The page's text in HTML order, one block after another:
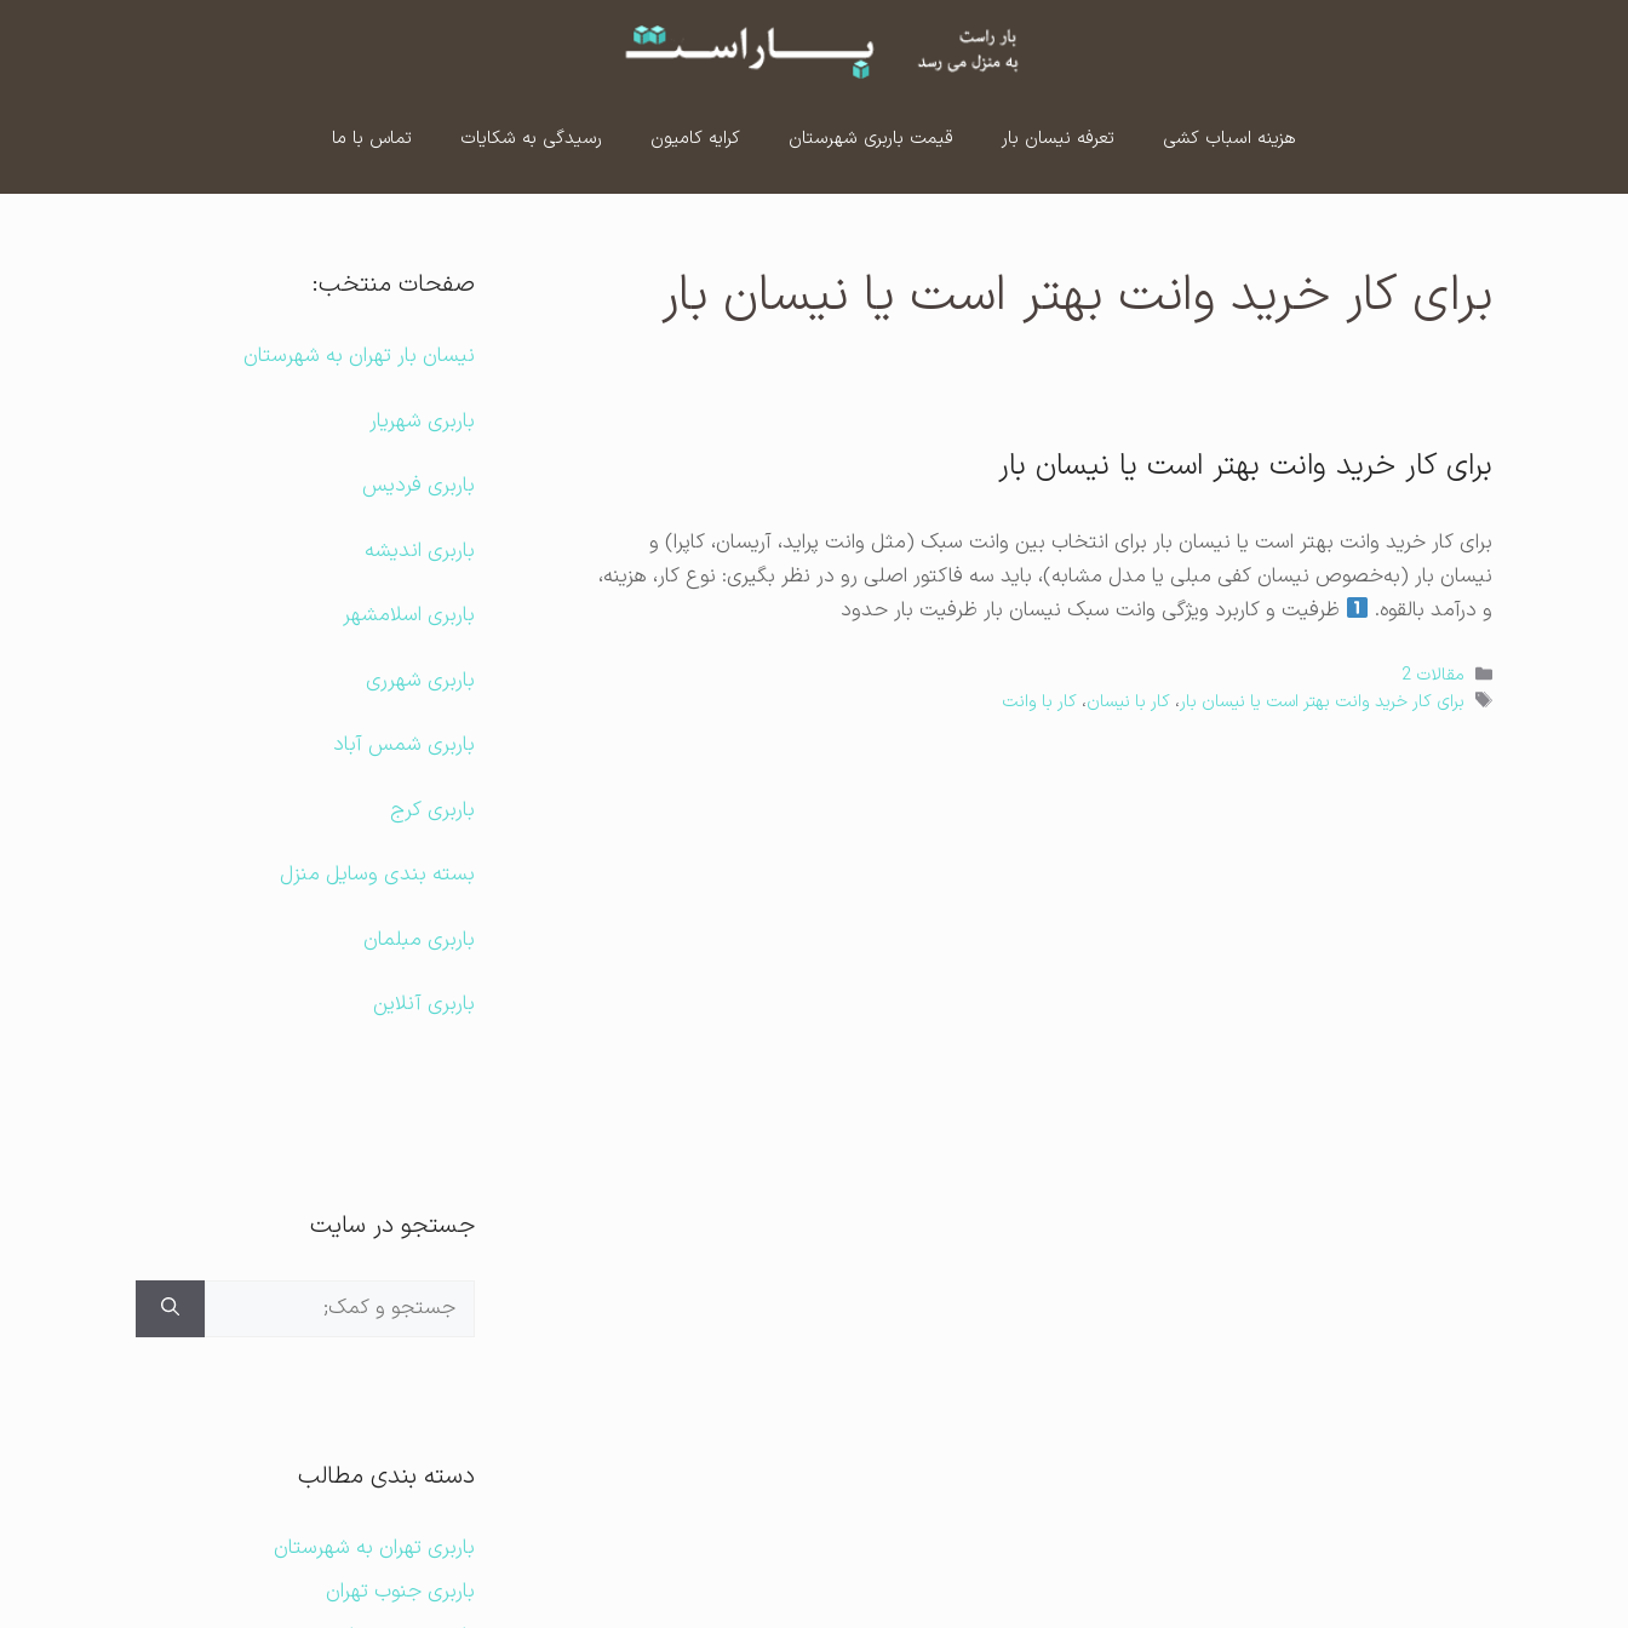
هزینه اسباب کشی تعرفه نیسان بار قیمت باربری شهرستان کرایه کامیون رسیدگی به شکایات تماس با ما
برای کار خرید وانت بهتر است یا نیسان بار
برای کار خرید وانت بهتر است یا نیسان بار
برای کار خرید وانت بهتر است یا نیسان بار برای انتخاب بین وانت سبک (مثل وانت پراید، آریسان، کاپرا) و
نیسان بار (به‌خصوص نیسان کفی مبلی یا مدل مشابه)، باید سه فاکتور اصلی رو در نظر بگیری: نوع کار، هزینه،
و درآمد بالقوه.
ظرفیت و کاربرد ویژگی وانت سبک نیسان بار ظرفیت بار حدود
دسته‌ها
مقالات 2
برچسب‌ها
برای کار خرید وانت بهتر است یا نیسان بار،کار با نیسان،کار با وانت
صفحات منتخب:
نیسان بار تهران به شهرستان
باربری شهریار
باربری فردیس
باربری اندیشه
باربری اسلامشهر
باربری شهرری
باربری شمس آباد
باربری کرج
بسته بندی وسایل منزل
باربری مبلمان
باربری آنلاین
جستجو در سایت
جستجوی
دسته بندی مطالب
باربری تهران به شهرستان
باربری جنوب تهران